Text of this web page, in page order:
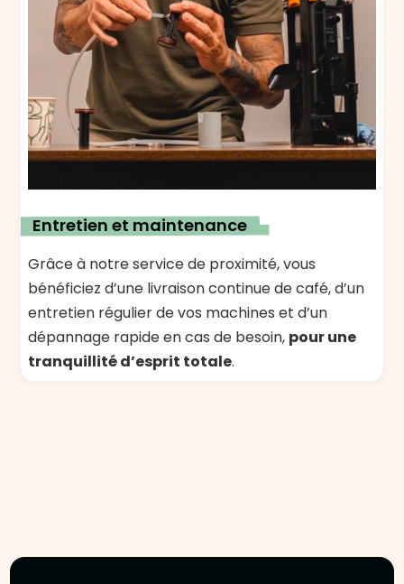
Entretien et maintenance
Grâce à notre service de proximité, vous
bénéficiez d’une livraison continue de café, d’un
entretien régulier de vos machines et d’un
dépannage rapide en cas de besoin, pour une
tranquillité d’esprit totale.